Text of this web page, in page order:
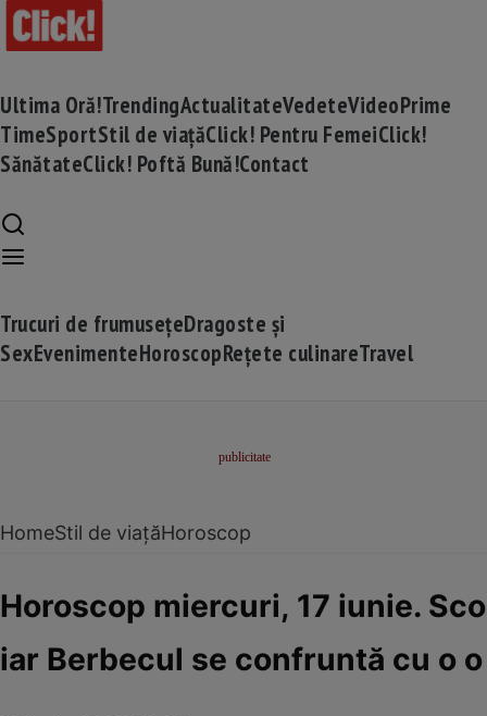
Ultima Oră!TrendingActualitateVedeteVideoPrime
TimeSportStil de viațăClick! Pentru FemeiClick!
SănătateClick! Poftă Bună!Contact
Trucuri de frumusețeDragoste și
SexEvenimenteHoroscopRețete culinareTravel
HomeStil de viațăHoroscop
Horoscop miercuri, 17 iunie.
iar Berbecul se confruntă cu o